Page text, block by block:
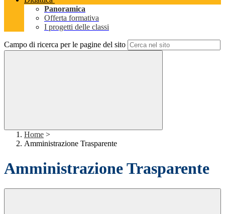
Panoramica
Offerta formativa
I progetti delle classi
Campo di ricerca per le pagine del sito
Home >
Amministrazione Trasparente
Amministrazione Trasparente